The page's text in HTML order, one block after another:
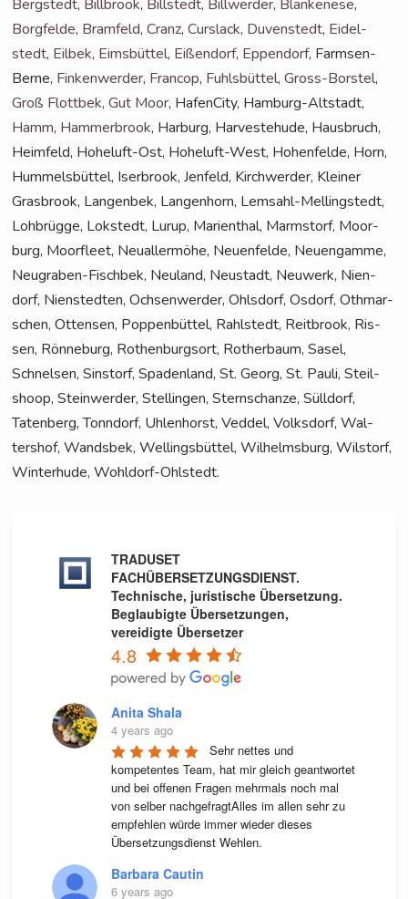
Berg­stedt, Bill­brook, Bill­stedt, Bill­wer­der, Blan­ke­ne­se,
Borg­fel­de, Bramfeld,Cranz,Curs­lack, Duven­stedt, Eidel­
stedt, Eil­bek, Eims­büt­tel, Eißen­dorf, Eppen­dorf, Farm­sen-
Ber­ne, Fin­ken­wer­der, Fran­cop, Fuhls­büt­tel,Gross-Bors­tel,
Groß Flott­bek,Gut Moor, Hafen­Ci­ty, Ham­burg-Alt­stadt,
Hamm, Ham­mer­brook, Har­burg, Har­ve­ste­hu­de, Haus­bruch,
Heim­feld, Hohe­luft-Ost, Hohe­luft-West, Hohen­fel­de, Horn,
Hum­mels­büt­tel, Iser­brook, Jen­feld, Kirch­wer­der, Klei­ner
Gras­brook, Lan­gen­bek, Lan­gen­horn, Lem­sahl-Mel­ling­s­tedt,
Loh­brüg­ge, Lok­stedt, Lurup, Mari­en­thal, Marmstorf, Moor­
burg, Moor­fleet, Neu­al­ler­mö­he, Neu­en­fel­de, Neu­en­gam­me,
Neu­gra­ben-Fisch­bek, Neu­land, Neu­stadt, Neu­werk, Nien­
dorf, Nien­sted­ten, Och­sen­wer­der, Ohls­dorf, Osdorf, Oth­mar­
schen, Otten­sen, Pop­pen­büt­tel, Rahl­stedt, Reit­brook, Ris­
sen, Rön­ne­burg, Rothen­burg­sort, Rother­baum, Sasel,
Schnel­sen, Sinstorf, Spa­den­land, St. Georg, St. Pau­li, Steil­
shoop, Stein­wer­der, Stel­lin­gen, Stern­schan­ze, Süll­dorf,
Taten­berg, Tonn­dorf, Uhlen­horst, Ved­del, Volks­dorf, Wal­
ters­hof, Wands­bek, Wel­lings­büt­tel, Wil­helms­burg, Wilstorf,
Win­ter­hu­de, Wohldorf-Ohlstedt.
TRADUSET
FACHÜBERSETZUNGSDIENST.
Technische, juristische Übersetzung.
Beglaubigte Übersetzungen,
vereidigte Übersetzer
4.8
Anita Shala
4 years ago
Sehr nettes und
kompetentes Team, hat mir gleich geantwortet
und bei offenen Fragen mehrmals noch mal
von selber nachgefragtAlles im allen sehr zu
empfehlen würde immer wieder dieses
Übersetzungsdienst Wehlen.
Barbara Cautin
6 years ago